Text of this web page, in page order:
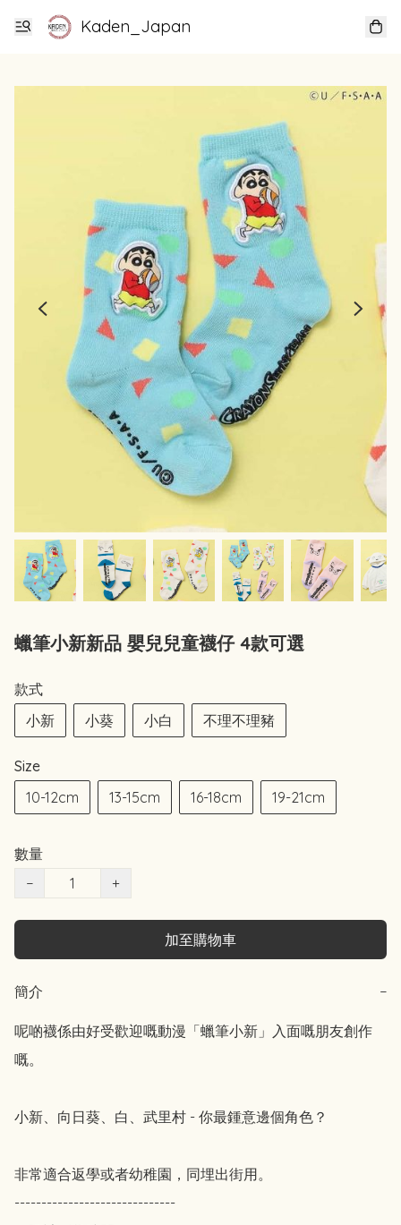
Kaden_Japan
蠟筆小新新品 嬰兒兒童襪仔 4款可選
款式
小新
小葵 小白 不理不理豬
Size
10-12cm
13-15cm 16-18cm 19-21cm
數量
−
+
加至購物車
簡介 −
呢啲襪係由好受歡迎嘅動漫「蠟筆小新」入面嘅朋友創作
嘅。
小新、向日葵、白、武里村 - 你最鍾意邊個角色？
非常適合返學或者幼稚園，同埋出街用。
------------------------------